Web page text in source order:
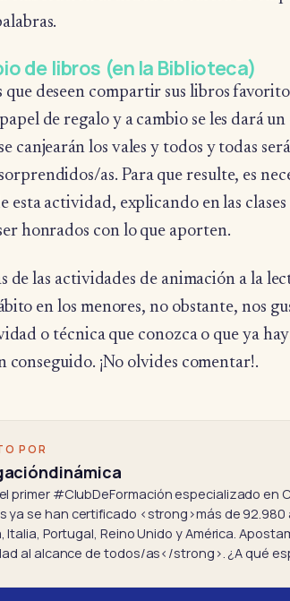
de libros (en la Biblioteca)
que deseen compartir sus libros
de regalo y a cambio se les dará
canjearán los vales y todos y todas
as. Para que resulte, es
esta actividad, explicando en las
honrados con lo que aporten.
de las actividades de animación a la
en los menores, no obstante, nos
o técnica que conozca o que ya
conseguido. ¡No olvides comentar!.
POR
primer #ClubDeFormación especializado en
ya se han certificado <strong>más de
Italia, Portugal, Reino Unido y América.
al alcance de todos/as</strong>. ¿A qué